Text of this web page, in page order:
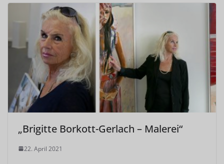
„Brigitte Borkott-Gerlach – Malerei“
22. April 2021